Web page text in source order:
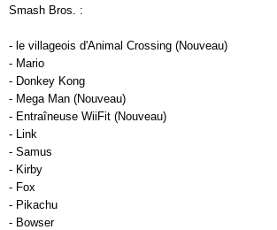
Smash Bros. :
- le villageois d'Animal Crossing (Nouveau)
- Mario
- Donkey Kong
- Mega Man (Nouveau)
- Entraîneuse WiiFit (Nouveau)
- Link
- Samus
- Kirby
- Fox
- Pikachu
- Bowser